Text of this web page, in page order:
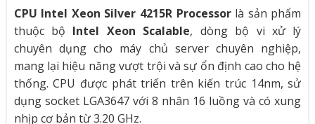
CPU Intel Xeon Silver 4215R Processorlà sản phẩm
thuộc bộ Intel Xeon Scalable, dòng bộ vi xử lý
chuyên dụng cho máy chủ server chuyên nghiệp,
mang lại hiệu năng vượt trội và sự ổn định cao cho hệ
thống. CPU được phát triển trên kiến trúc 14nm, sử
dụng socket LGA3647 với 8 nhân 16 luồng và có xung
nhịp cơ bản từ 3.20 GHz.